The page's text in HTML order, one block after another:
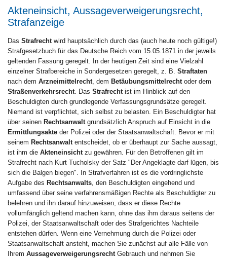
Akteneinsicht, Aussageverweigerungsrecht,
Strafanzeige
Das Strafrecht wird hauptsächlich durch das (auch heute noch gültige!)
Strafgesetzbuch für das Deutsche Reich vom 15.05.1871 in der jeweils
geltenden Fassung geregelt. In der heutigen Zeit sind eine Vielzahl
einzelner Strafbereiche in Sondergesetzen geregelt, z. B. Straftaten
nach dem Arzneimittelrecht , dem Betäubungsmittelrecht oder dem
Straßenverkehrsrecht . Das Strafrecht ist im Hinblick auf den
Beschuldigten durch grundlegende Verfassungsgrundsätze geregelt.
Niemand ist verpflichtet, sich selbst zu belasten. Ein Beschuldigter hat
über seinen Rechtsanwalt grundsätzlich Anspruch auf Einsicht in die
Ermittlungsakte der Polizei oder der Staatsanwaltschaft. Bevor er mit
seinem Rechtsanwalt entscheidet, ob er überhaupt zur Sache aussagt,
ist ihm die Akteneinsicht zu gewähren. Für den Betroffenen gilt im
Strafrecht nach Kurt Tucholsky der Satz "Der Angeklagte darf lügen, bis
sich die Balgen biegen". In Strafverfahren ist es die vordringlichste
Aufgabe des Rechtsanwalts , den Beschuldigten eingehend und
umfassend über seine verfahrensmäßigen Rechte als Beschuldigter zu
belehren und ihn darauf hinzuweisen, dass er diese Rechte
vollumfänglich geltend machen kann, ohne das ihm daraus seitens der
Polizei, der Staatsanwaltschaft oder des Strafgerichtes Nachteile
entstehen dürfen. Wenn eine Vernehmung durch die Polizei oder
Staatsanwaltschaft ansteht, machen Sie zunächst auf alle Fälle von
Ihrem Aussageverweigerungsrecht Gebrauch und nehmen Sie